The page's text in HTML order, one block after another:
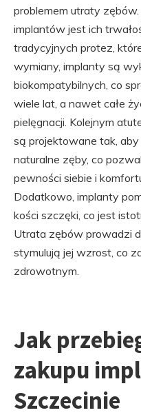
problemem utraty
implantów jest ich
tradycyjnych protez,
wymiany, implanty są
biokompatybilnych, co
wiele lat, a nawet całe
pielęgnacji. Kolejnym
są projektowane tak,
naturalne zęby, co
pewności siebie i
Dodatkowo, implanty
kości szczęki, co jest
Utrata zębów prowadzi
stymulują jej wzrost, co
zdrowotnym.
Jak
zakupu
Szczecinie